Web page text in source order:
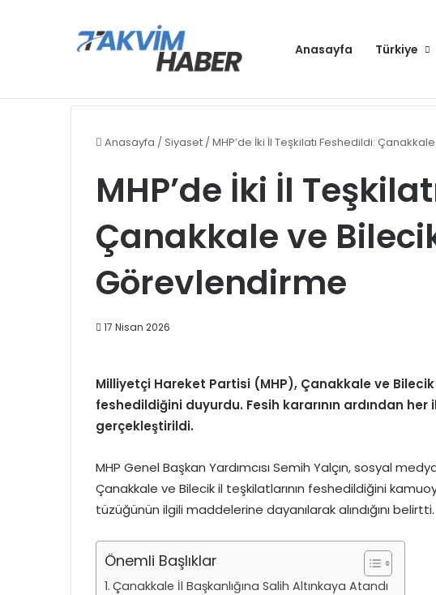
Anasayfa Türkiye
Antalya, D8 Yılın Turizm Şehri seçildi
Anasayfa /Siyaset /MHP’de İki İl Teşkilatı Feshedildi:
MHP’de İki İl
Çanakkale ve
Görevlendirme
17 Nisan 2026
Milliyetçi Hareket Partisi (MHP), Çanakkale ve
feshedildiğini duyurdu. Fesih kararının ardından
gerçekleştirildi.
MHP Genel Başkan Yardımcısı Semih Yalçın, sosyal
Çanakkale ve Bilecik il teşkilatlarının feshedildiğini
tüzüğünün ilgili maddelerine dayanılarak alındığını belirtti.
Önemli Başlıklar
Çanakkale İl Başkanlığına Salih Altınkaya Atandı